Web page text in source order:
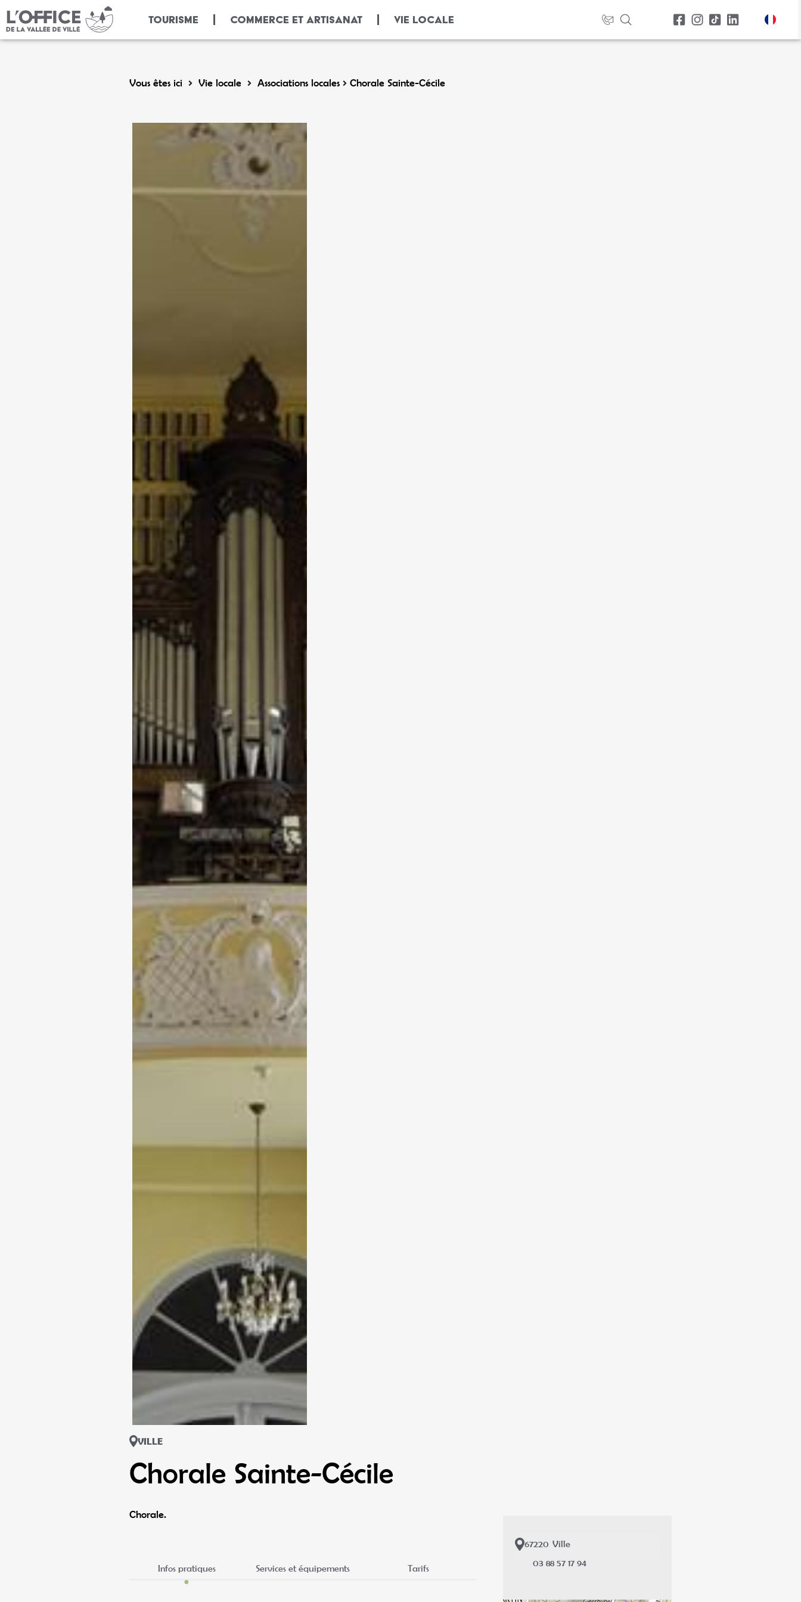
TOURISME COMMERCE ET ARTISANAT VIE LOCALE
Vous êtes ici Vie locale Associations locales Chorale Sainte-Cécile
VILLE
Chorale Sainte-Cécile
Chorale.
Infos pratiques Services et équipements Tarifs
67220 Ville
03 88 57 17 94
Panneau de gestion des cookies